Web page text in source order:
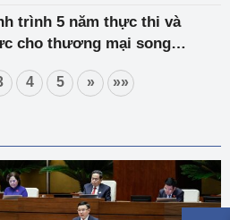
trình 5 năm thực thi và
cho thương mại song
4 5 » »»